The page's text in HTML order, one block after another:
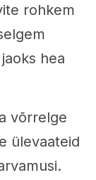
rohkem
hea
võrrelge
ülevaateid